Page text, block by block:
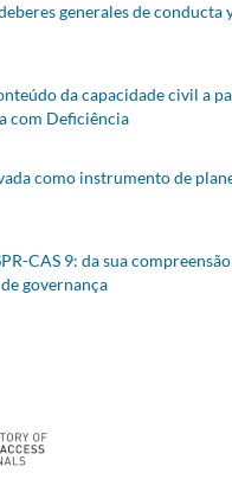
generales de conducta
da capacidade civil a
com Deficiência
como instrumento de
CAS 9: da sua
governança